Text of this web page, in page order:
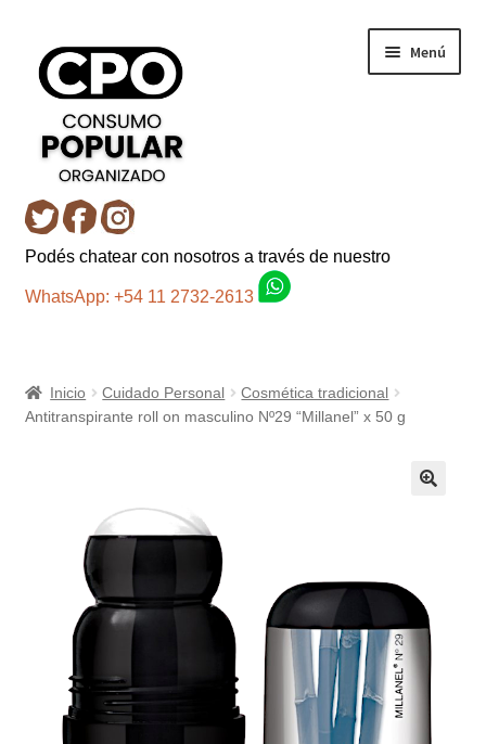
navegación
contenido
Menú
Inicio
Carro
Fondo AC
Preguntas Frecuentes
Receso de verano
Retirando en Roca Negra
Podés chatear con nosotros a través de nuestro
WhatsApp: +54 11 2732-2613
Inicio Cuidado Personal
Cosmética tradicional
Antitranspirante roll on masculino Nº29 “Millanel” x 50 g